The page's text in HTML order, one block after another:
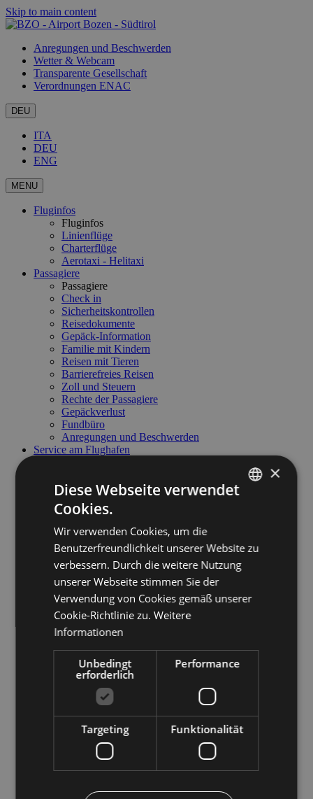
Skip to main content
Anregungen und Beschwerden
Wetter & Webcam
Transparente Gesellschaft
Verordnungen ENAC
DEU
ITA
DEU
ENG
MENU
Fluginfos
Fluginfos
Linienflüge
Charterflüge
Aerotaxi - Helitaxi
Passagiere
Passagiere
Check in
Sicherheitskontrollen
Reisedokumente
Gepäck-Information
Familie mit Kindern
Reisen mit Tieren
Barrierefreies Reisen
Zoll und Steuern
Rechte der Passagiere
Gepäckverlust
Fundbüro
Anregungen und Beschwerden
Service am Flughafen
Essen und Trinken
Mietwagen
Meetings & Business Lounge
Nützliche Kontakte
Flughafenordnung
Flughafenzugang
Business & General Aviation
Business & General Aviation
Flughafen Technische Daten
Handling - Preise und Service
Informationen für Piloten
Treibstoff
Wettervorhersage
Zoll und Steuern
Betreiber gesellschaft
Betreiber gesellschaft
ABD Airport AG
GESCHÄFTSFÜHRUNG
Jobangebote
Business & Lieferanten
Wetter & Webcam
×
Diese Webseite verwendet
Cookies.
Wir verwenden Cookies, um die
Benutzerfreundlichkeit unserer Website zu
verbessern. Durch die weitere Nutzung
unserer Webseite stimmen Sie der
Verwendung von Cookies gemäß unserer
Cookie-Richtlinie zu. Weitere
Informationen
Unbedingt
erforderlich
Performance
Targeting Funktionalität